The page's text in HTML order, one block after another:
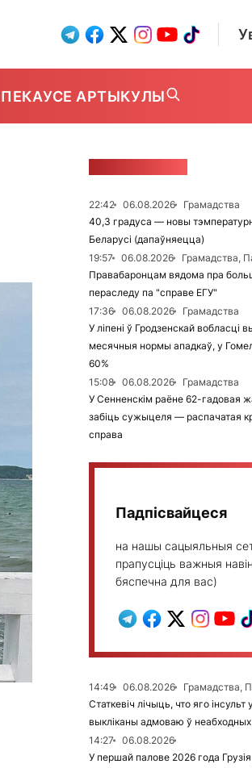
УСЕ АРТЫКУЛЫ
22:42 06.08.2026
Грамадства
40,3 градуса — новы
Беларусі (дапаўняецца)
19:57
06.08.2026
Грамадства,
Правабаронцам вядома пра
пераследу па "справе ЕГУ"
17:36
06.08.2026
Грамадства
У ліпені ў Гродзенскай вобласці
месячныя нормы ападкаў, у
60%
15:08
06.08.2026
Грамадства
У Сенненскім раёне 62-гадовая
забіць сужыцеля — распачатая
справа
Падпісвайцеся
на нашы сацыяльныя
прапусціць важныя
бяспечна для вас)
14:49 06.08.2026
Грамадства,
Статкевіч лічыць, что яго інсульт
выкліканы адмоваю ў неабходных
14:27
06.08.2026
У першай палове 2026 года